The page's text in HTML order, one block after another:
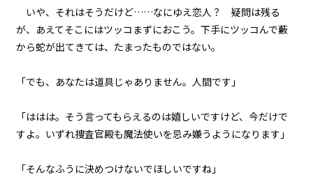
『Serial killer（連続殺人鬼）』
＜１０＞
第１話
＜１１＞
第１話
『Serial killer（連続殺人鬼）』
＜１２＞
第１話
いや、それはそうだけど……なにゆえ恋人？ 疑問は残る
が、あえてそこにはツッコまずにおこう。下手にツッコんで藪
から蛇が出てきては、たまったものではない。
「でも、あなたは道具じゃありません。人間です」
「ははは。そう言ってもらえるのは嬉しいですけど、今だけで
すよ。いずれ捜査官殿も魔法使いを忌み嫌うようになります」
「そんなふうに決めつけないでほしいですね」